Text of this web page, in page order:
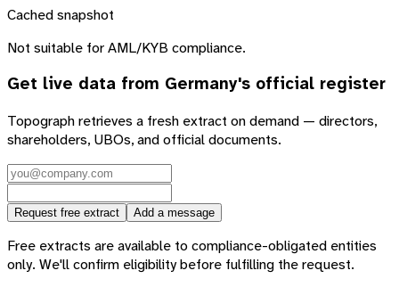
Cached snapshot
Not suitable for AML/KYB compliance.
Get live data from Germany's official register
Topograph retrieves a fresh extract on demand — directors,
shareholders, UBOs, and official documents.
Request free extract Add a message
Free extracts are available to compliance-obligated entities
only. We'll confirm eligibility before fulfilling the request.